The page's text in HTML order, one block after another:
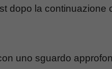
dopo la continuazione
uno sguardo